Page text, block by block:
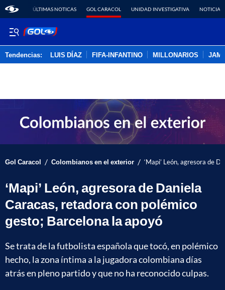
ÚLTIMAS NOTICAS GOL CARACOL UNIDAD INVESTIGATIVA NOTICIAS
Tendencias: LUIS DÍAZ FIFA-INFANTINO MILLONARIOS
Gol Caracol / Colombianos en el exterior / ‘Mapi’ León, agresora de
‘Mapi’ León, agresora de Daniela
Caracas, retadora con polémico
gesto; Barcelona la apoyó
Se trata de la futbolista española que tocó, en polémico
hecho, la zona íntima a la jugadora colombiana días
atrás en pleno partido y que no ha reconocido culpas.